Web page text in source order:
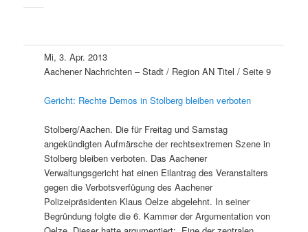
Mi, 3. Apr. 2013
Aachener Nachrichten – Stadt / Region AN Titel / Seite 9
Gericht: Rechte Demos in Stolberg bleiben verboten
Stolberg/Aachen. Die für Freitag und Samstag
angekündigten Aufmärsche der rechtsextremen Szene in
Stolberg bleiben verboten. Das Aachener
Verwaltungsgericht hat einen Eilantrag des Veranstalters
gegen die Verbotsverfügung des Aachener
Polizeipräsidenten Klaus Oelze abgelehnt. In seiner
Begründung folgte die 6. Kammer der Argumentation von